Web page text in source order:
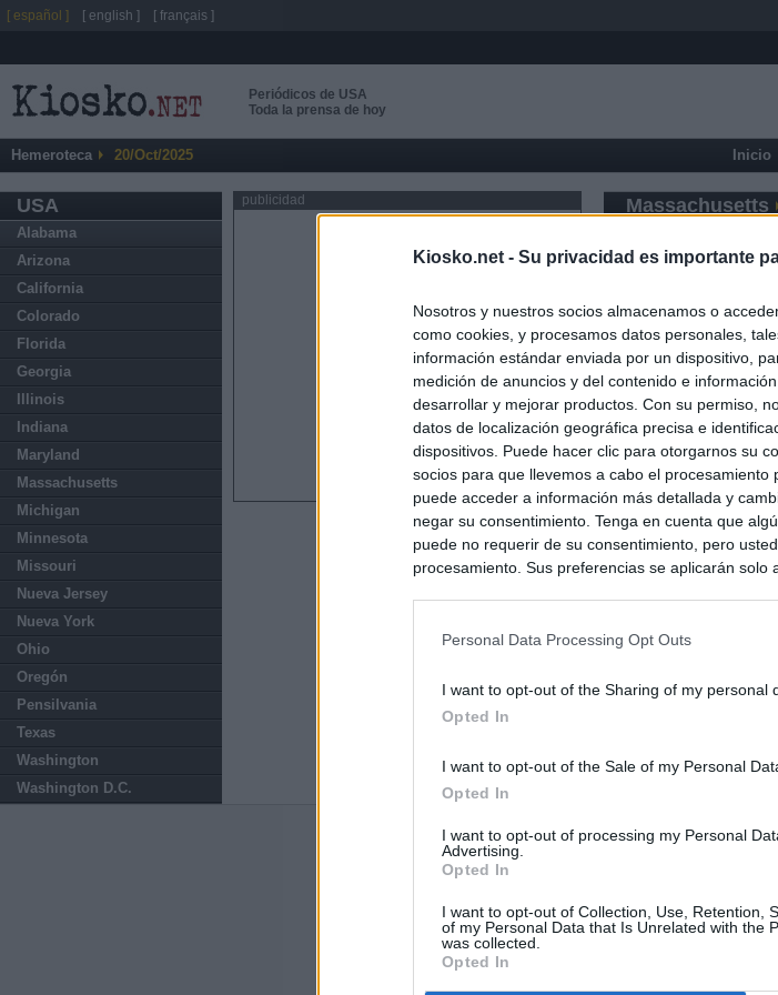
Kiosko.net - Su privacidad es importante
Nosotros y nuestros socios almacenamos o
como cookies, y procesamos datos personales,
información estándar enviada por un dispositivo,
medición de anuncios y del contenido e
desarrollar y mejorar productos. Con su permiso,
datos de localización geográfica precisa e
dispositivos. Puede hacer clic para otorgarnos su
socios para que llevemos a cabo el procesamiento
puede acceder a información más detallada y
negar su consentimiento. Tenga en cuenta que
puede no requerir de su consentimiento, pero
procesamiento. Sus preferencias se aplicarán solo
Personal Data Processing Opt Outs
I want to opt-out of the Sharing of my personal
Opted In
I want to opt-out of the Sale of my Personal
Opted In
I want to opt-out of processing my Personal
Advertising.
Opted In
I want to opt-out of Collection, Use, Retention,
of my Personal Data that Is Unrelated with the
was collected.
Opted In
Periódicos de USA
Toda la prensa de hoy
Hemeroteca 20/Oct/2025 Inicio
USA
Alabama
Arizona
California
Colorado
Florida
Georgia
Illinois
Indiana
Maryland
Massachusetts
Michigan
Minnesota
Missouri
Nueva Jersey
Nueva York
Ohio
Oregón
Pensilvania
Texas
Washington
Washington D.C.
publicidad Massachusetts
Últimas noticias
Chamberí a ayudas por los incendios
Ayuso contra Ayuso: cómo ha cambiado su discurso sobre el
[ español ] [ english ] [ français ]